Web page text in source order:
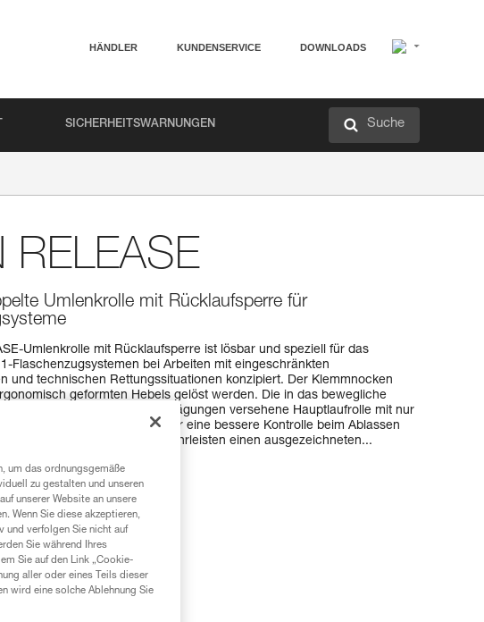
HÄNDLER KUNDENSERVICE DOWNLOADS
SICHERHEITSWARNUNGEN Suche
RELEASE
Umlenkrolle mit Rücklaufsperre für
Umlenkrolle mit Rücklaufsperre ist lösbar und speziell für das
Flaschenzugsystemen bei Arbeiten mit eingeschränkten
und technischen Rettungssituationen konzipiert. Der Klemmnocken
geformten Hebels gelöst werden. Die in das bewegliche
Bremse und die mit Abschrägungen versehene Hauptlaufrolle mit nur
erhöhen die Bremsreibung für eine bessere Kontrolle beim Ablassen
Die zwei Laufrollen gewährleisten einen ausgezeichneten...
um das ordnungsgemäße
zu gestalten und unseren
unserer Website an unsere
Wenn Sie diese akzeptieren,
und verfolgen Sie nicht auf
Sie während Ihres
Sie auf den Link „Cookie-
aller oder eines Teils dieser
wird eine solche Ablehnung Sie